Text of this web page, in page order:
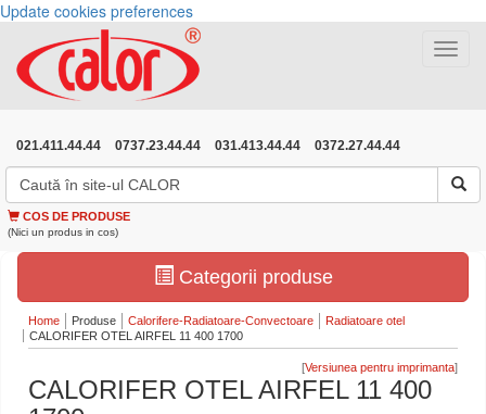
Update cookies preferences
Toggle
021.411.44.44 0737.23.44.44 031.413.44.44 0372.27.44.44
COS DE PRODUSE
(Nici un produs in cos)
Categorii produse
Home Produse Calorifere-Radiatoare-Convectoare
Radiatoare otel
CALORIFER OTEL AIRFEL 11 400 1700
[ ]
CALORIFER OTEL AIRFEL 11 400